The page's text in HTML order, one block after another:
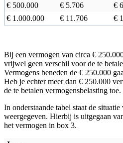
€ 500.000
€ 5.706 €
€ 1.000.000
€ 11.706 €
Bij een vermogen van circa €
vrijwel geen verschil voor de te
Vermogens beneden de € 250.000
Heb je echter meer dan € 250.000
de te betalen vermogensbelasting toe.
In onderstaande tabel staat de
weergegeven. Hierbij is uitgegaan
het vermogen in box 3.